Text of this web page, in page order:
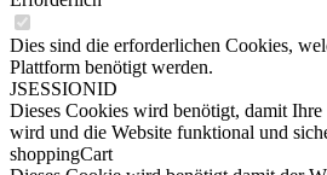
Dies sind die erforderlichen Cookies,
Plattform benötigt werden.
JSESSIONID
Dieses Cookies wird benötigt, damit Ihre
wird und die Website funktional und
shoppingCart